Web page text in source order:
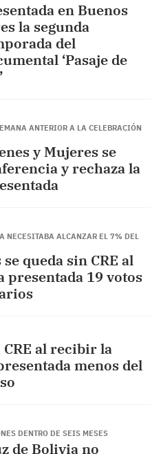
en Buenos
la segunda
del
‘Pasaje de
ANTERIOR A LA CELEBRACIÓN
y Mujeres se
y rechaza la
NECESITABA ALCANZAR EL 7% DEL
queda sin CRE al
19 votos
al recibir la
menos del
DENTRO DE SEIS MESES
de Bolivia no